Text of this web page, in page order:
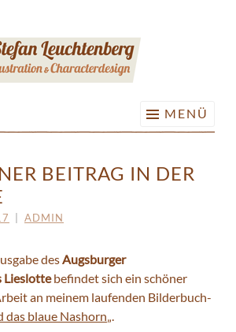
MENÜ
BEITRAG IN DER
ADMIN
desAugsburger
Lieslottebefindet sich ein schöner
an meinem laufenden Bilderbuch-
das blaue Nashorn„.